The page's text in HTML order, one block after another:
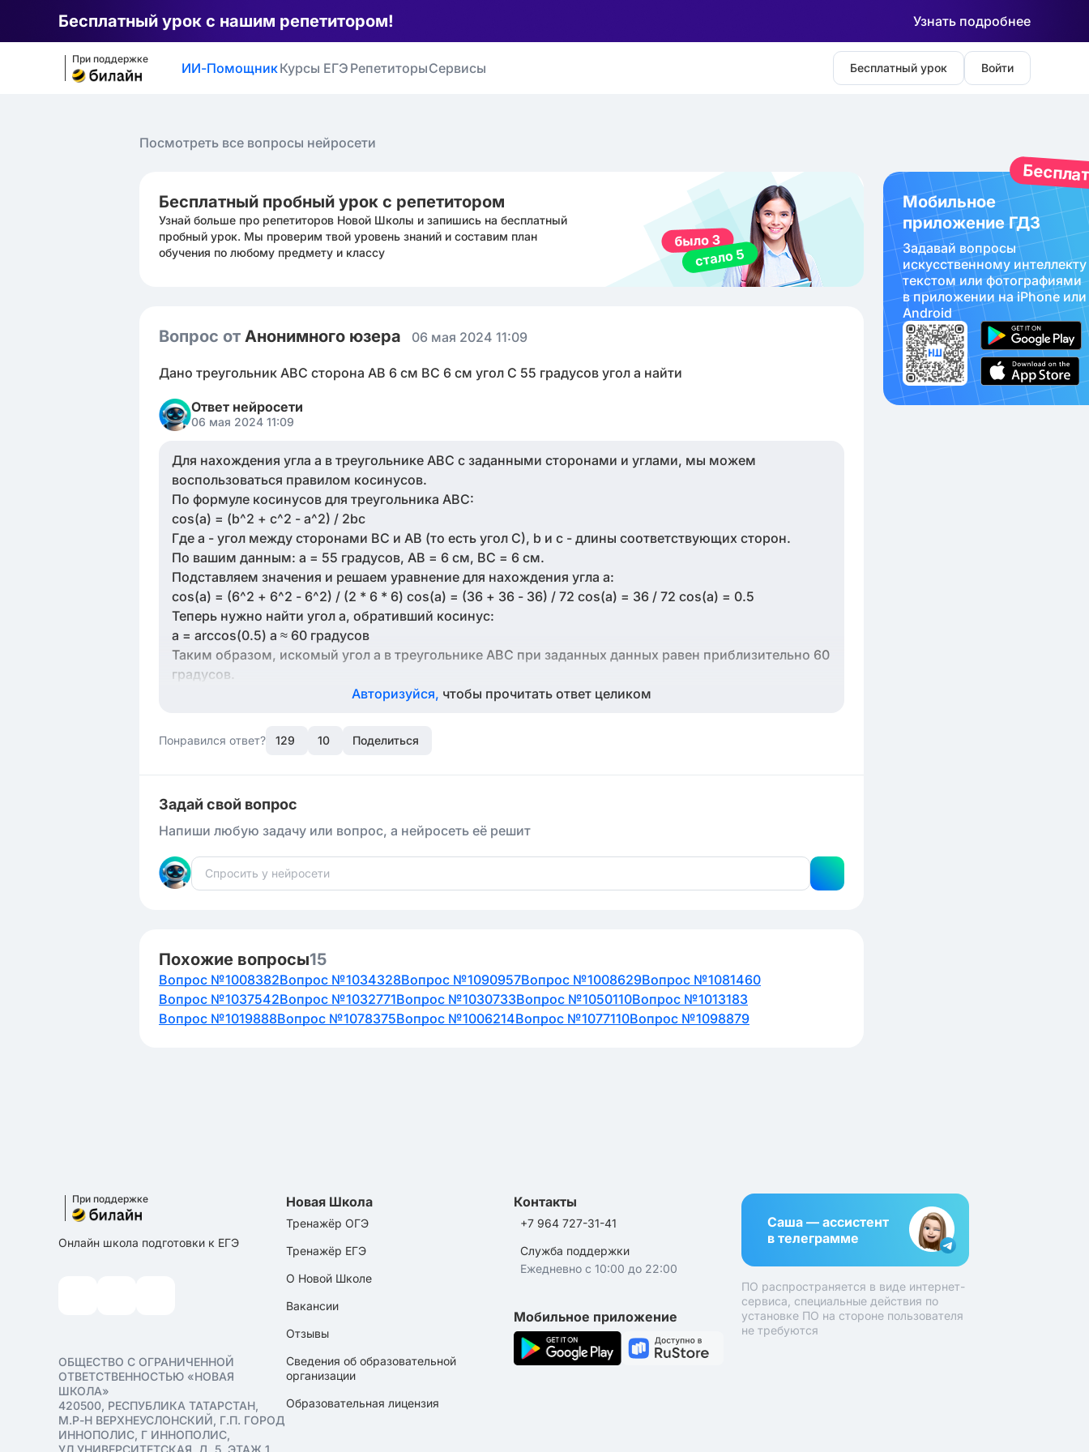
Бесплатный урок с нашим репетитором! Узнать подробнее
При поддержке
ИИ-ПомощникКурсы ЕГЭ РепетиторыСервисы Бесплатный урок Войти
Посмотреть все вопросы нейросети
Бесплатный пробный урок с репетитором
Узнай больше про репетиторов Новой Школы и запишись на бесплатный
пробный урок. Мы проверим твой уровень знаний и составим план
обучения по любому предмету и классу
Вопрос от Анонимного юзера 06 мая 2024 11:09
Дано треугольник АВС сторона АВ 6 см ВС 6 см угол С 55 градусов угол а найти
Ответ нейросети
06 мая 2024 11:09
Для нахождения угла а в треугольнике АВС с заданными сторонами и углами, мы можем
воспользоваться правилом косинусов.
По формуле косинусов для треугольника ABC:
cos(a) = (b^2 + c^2 - a^2) / 2bc
Где a - угол между сторонами BC и AB (то есть угол C), b и c - длины соответствующих сторон.
По вашим данным: a = 55 градусов, AB = 6 см, BC = 6 см.
Подставляем значения и решаем уравнение для нахождения угла a:
cos(a) = (6^2 + 6^2 - 6^2) / (2 * 6 * 6) cos(a) = (36 + 36 - 36) / 72 cos(a) = 36 / 72 cos(a) = 0.5
Теперь нужно найти угол a, обративший косинус:
a = arccos(0.5) a ≈ 60 градусов
Таким образом, искомый угол a в треугольнике АВС при заданных данных равен приблизительно 60
градусов.
Авторизуйся, чтобы прочитать ответ целиком
Понравился ответ? 129 10 Поделиться
Задай свой вопрос
Напиши любую задачу или вопрос, а нейросеть её решит
Похожие вопросы15
Вопрос №1008382Вопрос №1034328Вопрос №1090957Вопрос №1008629Вопрос №1081460
Вопрос №1037542Вопрос №1032771Вопрос №1030733Вопрос №1050110Вопрос №1013183
Вопрос №1019888Вопрос №1078375Вопрос №1006214Вопрос №1077110Вопрос №1098879
Мобильное
приложение ГДЗ
Задавай вопросы
искуcственному интеллекту
текстом или фотографиями
в приложении на iPhone или
Android
При поддержке
Онлайн школа подготовки к ЕГЭ
ОБЩЕСТВО С ОГРАНИЧЕННОЙ
ОТВЕТСТВЕННОСТЬЮ «НОВАЯ
ШКОЛА»
420500, РЕСПУБЛИКА ТАТАРСТАН,
М.Р-Н ВЕРХНЕУСЛОНСКИЙ, Г.П. ГОРОД
ИННОПОЛИС, Г ИННОПОЛИС,
УЛ УНИВЕРСИТЕТСКАЯ, Д. 5, ЭТАЖ 1,
Новая Школа
Тренажёр ОГЭ
Тренажёр ЕГЭ
О Новой Школе
Вакансии
Отзывы
Сведения об образовательной
организации
Образовательная лицензия
Контакты
+7 964 727-31-41
Служба поддержки
Ежедневно с 10:00 до 22:00
Мобильное приложение
Саша — ассистент
в телеграмме
ПО распространяется в виде интернет-
сервиса, специальные действия по
установке ПО на стороне пользователя
не требуются